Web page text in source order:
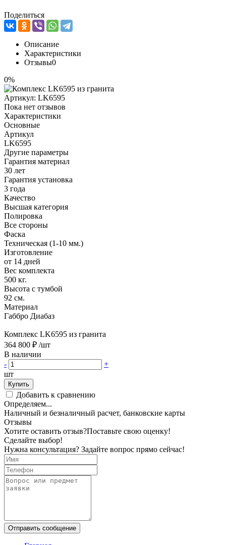
Поделиться
Описание
Характеристики
Отзывы0
0%
Артикул: LK6595
Пока нет отзывов
Характеристики
Основные
Артикул
LK6595
Другие параметры
Гарантия материал
30 лет
Гарантия установка
3 года
Качество
Высшая категория
Полировка
Все стороны
Фаска
Техническая (1-10 мм.)
Изготовление
от 14 дней
Вес комплекта
500 кг.
Высота с тумбой
92 см.
Материал
Габбро Диабаз
Комплекс LK6595 из гранита
364 800 ₽ /шт
В наличии
-
+
шт
Купить
Добавить к сравнению
Определяем...
Наличный и безналичный расчет, банковские карты
Отзывы
Хотите оставить отзыв?Поставьте свою оценку!
Сделайте выбор!
Нужна консультация? Задайте вопрос прямо сейчас!
Отправить сообщение